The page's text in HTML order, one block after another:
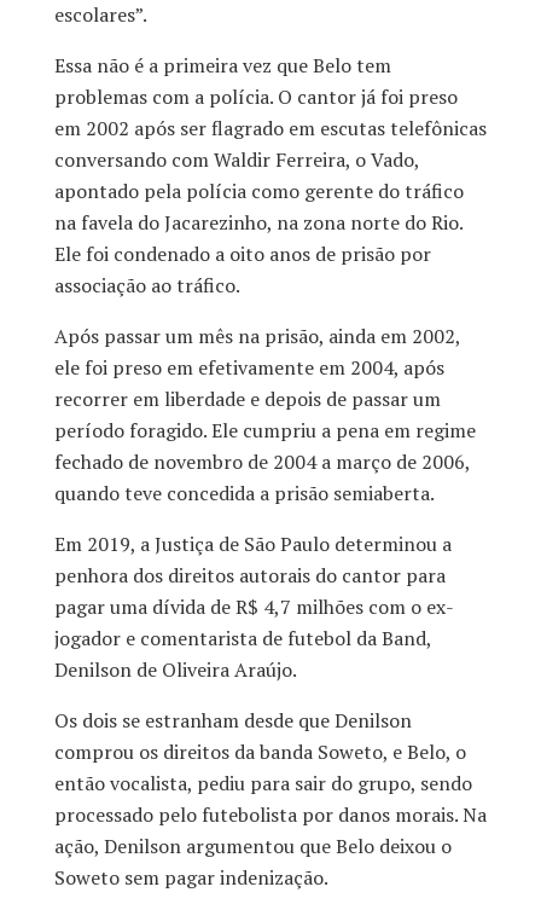
escolares”.
Essa não é a primeira vez que Belo tem
problemas com a polícia. O cantor já foi preso
em 2002 após ser flagrado em escutas telefônicas
conversando com Waldir Ferreira, o Vado,
apontado pela polícia como gerente do tráfico
na favela do Jacarezinho, na zona norte do Rio.
Ele foi condenado a oito anos de prisão por
associação ao tráfico.
Após passar um mês na prisão, ainda em 2002,
ele foi preso em efetivamente em 2004, após
recorrer em liberdade e depois de passar um
período foragido. Ele cumpriu a pena em regime
fechado de novembro de 2004 a março de 2006,
quando teve concedida a prisão semiaberta.
Em 2019, a Justiça de São Paulo determinou a
penhora dos direitos autorais do cantor para
pagar uma dívida de R$ 4,7 milhões com o ex-
jogador e comentarista de futebol da Band,
Denilson de Oliveira Araújo.
Os dois se estranham desde que Denilson
comprou os direitos da banda Soweto, e Belo, o
então vocalista, pediu para sair do grupo, sendo
processado pelo futebolista por danos morais. Na
ação, Denilson argumentou que Belo deixou o
Soweto sem pagar indenização.